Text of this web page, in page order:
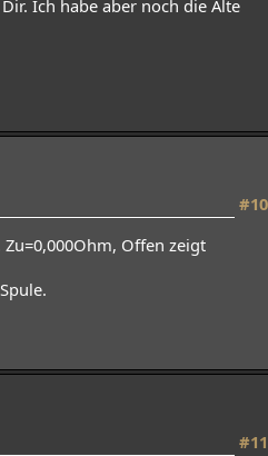
Ich habe aber noch die Alte
#10
Offen zeigt
#11